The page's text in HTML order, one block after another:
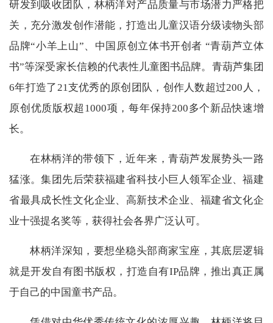
研发到吸收团队，林柄洋对产品质量与市场潜力严格把
关，充分激发创作潜能，打造出儿童汉语分级读物头部
品牌“小羊上山”、中国原创立体书开创者 “青葫芦立体
书”等深受家长信赖的代表性儿童图书品牌。青葫芦集团
6年打造了21支优秀的原创团队，创作人数超过200人，
原创优质版权超1000项，每年保持200多个新品快速增
长。
在林柄洋的带领下，近年来，青葫芦发展势头一路
猛涨。集团先后荣获福建省科技小巨人领军企业、福建
省最具成长性文化企业、高新技术企业、福建省文化企
业十强提名奖等，获得社会各界广泛认可。
林柄洋深知，要想坐稳头部商家宝座，其底层逻辑
就是开发自有图书版权，打造自有IP品牌，推出真正属
于自己的中国童书产品。